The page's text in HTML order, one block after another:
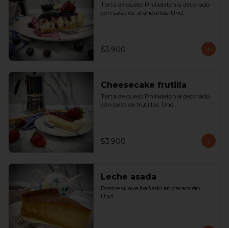
Tarta de queso Philadelphia decorado
con salsa de arándanos. Und.
$3.900
Cheesecake frutilla
Tarta de queso Philadelphia decorado
con salsa de frutillas. Und.
$3.900
Leche asada
Postre suave bañado en caramelo.
Und.